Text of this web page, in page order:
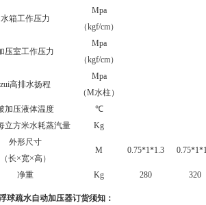
水箱工作压力
Mpa
（kgf/cm）
压室工作压力
Mpa
（kgf/cm）
zui高排水扬程
Mpa
（M水柱）
加压液体温度
℃
立方米水耗蒸汽量
Kg
外形尺寸
（长×宽×高）
M 0.75*1*1.3
净重 Kg 280 320
球疏水自动加压器订货须知：